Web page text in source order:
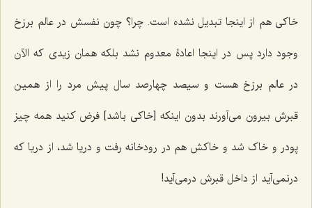
خاکی هم از اینجا تبدیل نشده است. چرا؟ چون نفسش در عالم برزخ
وجود دارد پس در اینجا اعادۀ معدوم نشد بلکه همان زیدی که الآن
در عالم برزخ هست و سیصد چهارصد سال پیش مرد را از همین
قبرش بیرون می‌آورند بدون اینکه [خاکی باشد] فرض کنید همه چیز
پودر و خاک شد و خاکش هم در رودخانه رفت و دریا شد، از دریا که
درنمی‌آید از داخل قبرش درمی‌آید!